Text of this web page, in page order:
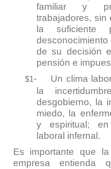
familiar y
trabajadores, sin
la suficiente
de su decisión
pensión e
$1-
Un clima
la
desgobierno, la
miedo, la
y espiritual;
laboral infernal.
Es importante que
empresa entienda